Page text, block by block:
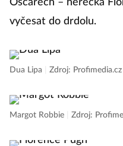
Oscarech – herečka
vyčesat do drdolu.
Dua Lipa Zdroj: Profimedia.cz
Margot Robbie Zdroj: